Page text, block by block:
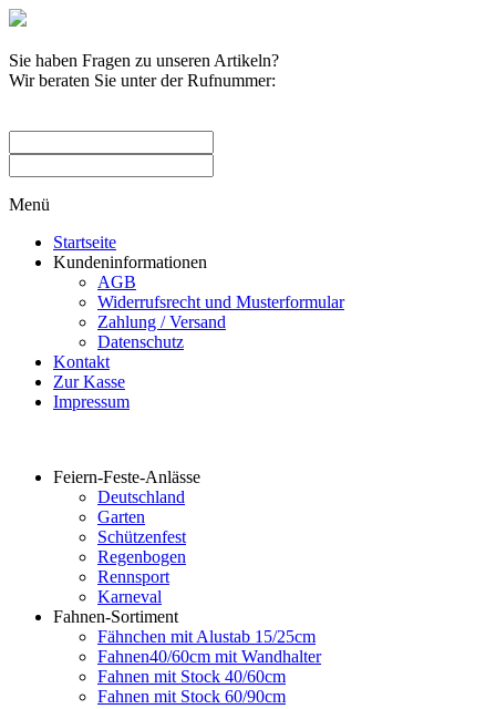
Sie haben Fragen zu unseren Artikeln?
Wir beraten Sie unter der Rufnummer:
Menü
Startseite
Kundeninformationen
AGB
Widerrufsrecht und Musterformular
Zahlung / Versand
Datenschutz
Kontakt
Zur Kasse
Impressum
Feiern-Feste-Anlässe
Deutschland
Garten
Schützenfest
Regenbogen
Rennsport
Karneval
Fahnen-Sortiment
Fähnchen mit Alustab 15/25cm
Fahnen40/60cm mit Wandhalter
Fahnen mit Stock 40/60cm
Fahnen mit Stock 60/90cm